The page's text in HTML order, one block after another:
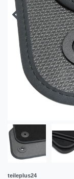
teileplus24